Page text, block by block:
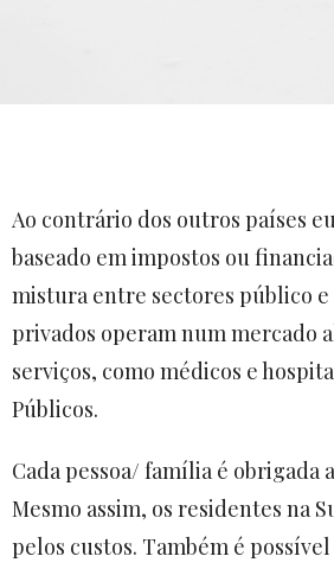
Ao contrário dos outros países
baseado em impostos ou
mistura entre sectores público e
privados operam num mercado
serviços, como médicos e
Públicos.
Cada pessoa/ família é obrigada
Mesmo assim, os residentes na
pelos custos. Também é